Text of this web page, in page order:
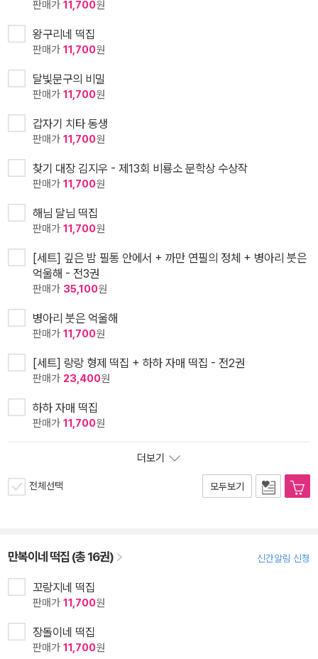
판매가 11,700원
왕구리네 떡집
판매가 11,700원
달빛문구의 비밀
판매가 11,700원
갑자기 치타 동생
판매가 11,700원
찾기 대장 김지우 - 제13회 비룡소 문학상 수상작
판매가 11,700원
해님 달님 떡집
판매가 11,700원
[세트] 깊은 밤 필통 안에서 + 까만 연필의 정체 + 병아리 붓은
억울해 - 전3권
판매가 35,100원
병아리 붓은 억울해
판매가 11,700원
[세트] 랑랑 형제 떡집 + 하하 자매 떡집 - 전2권
판매가 23,400원
하하 자매 떡집
판매가 11,700원
더보기
전체선택 모두보기
만복이네 떡집 (총 16권) 신간알림 신청
꼬랑지네 떡집
판매가 11,700원
장돌이네 떡집
판매가 11,700원